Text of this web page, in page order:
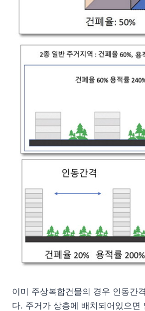
이미 주상복합건물의 경우 인동간
다. 주거가 상층에 배치되어있으면